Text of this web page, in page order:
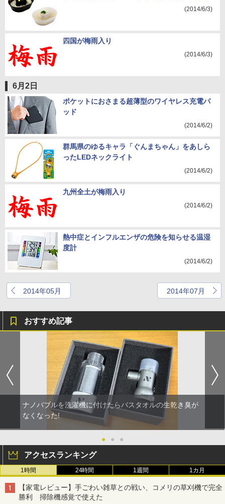
(2014/6/3)
四国が梅雨入り
(2014/6/3)
6月2日
ポケットにおさまる超薄型のワイヤレス充電パ
ッド
(2014/6/2)
群馬県のゆるキャラ「ぐんまちゃん」をあしら
ったLEDネックライト
(2014/6/2)
九州全土が梅雨入り
(2014/6/2)
熱中症とインフルエンザの危険を知らせる温湿
度計
(2014/6/2)
2014年05月 2014年07月
おすすめ記事
ナノバブルを洗濯機に付けたらバスタオルの生乾き臭が
なくなった!
● ● ●
アクセスランキング
1時間 24時間 1週間 1カ月
【家電レビュー】手ごわい雑草との戦い、コメリの草刈機で完全
勝利 掃除機感覚で使えた